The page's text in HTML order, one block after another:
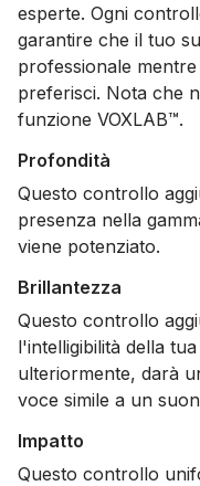
esperte. Ogni
garantire che il tuo
professionale
preferisci. Nota che
funzione VOXLAB™.
Profondità
Questo controllo
presenza nella
viene potenziato.
Brillantezza
Questo controllo
l'intelligibilità della
ulteriormente, darà
voce simile a un
Impatto
Questo controllo